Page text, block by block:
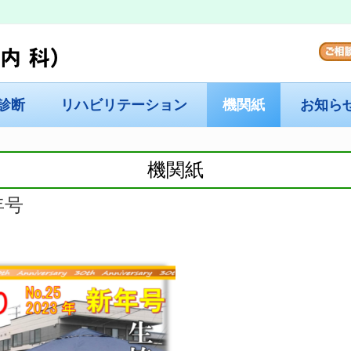
断 リハビリテーション 機関紙 お知ら
機関紙